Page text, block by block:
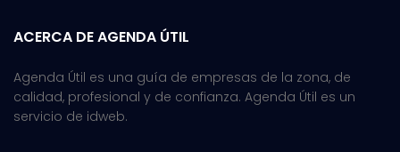
ACERCA DE AGENDA ÚTIL
Agenda Útil es una guía de empresas de la zona, de
calidad, profesional y de confianza. Agenda Útil es un
servicio de idweb.